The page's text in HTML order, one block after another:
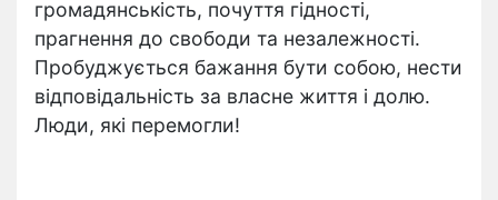
громадянськість, почуття гідності,
прагнення до свободи та незалежності.
Пробуджується бажання бути собою, нести
відповідальність за власне життя і долю.
Люди, які перемогли!